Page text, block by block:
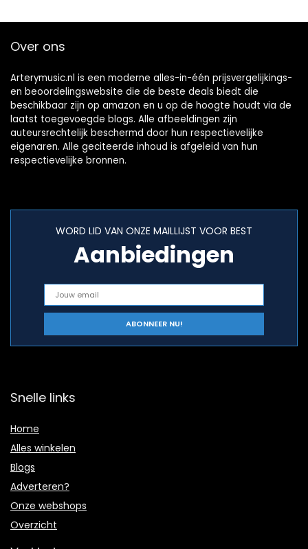
Over ons
Arterymusic.nl is een moderne alles-in-één prijsvergelijkings-
en beoordelingswebsite die de beste deals biedt die
beschikbaar zijn op amazon en u op de hoogte houdt via de
laatst toegevoegde blogs. Alle afbeeldingen zijn
auteursrechtelijk beschermd door hun respectievelijke
eigenaren. Alle geciteerde inhoud is afgeleid van hun
respectievelijke bronnen.
WORD LID VAN ONZE MAILLIJST VOOR BEST
Aanbiedingen
Snelle links
Home
Alles winkelen
Blogs
Adverteren?
Onze webshops
Overzicht